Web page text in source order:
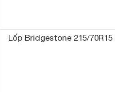
Lốp Bridgestone 215/70R15